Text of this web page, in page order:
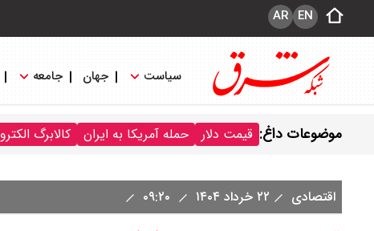
EN
AR
سیاست جهان جامعه
موضوعات داغ: قیمت دلار حمله آمریکا به ایران کالابرگ
اقتصادی ۲۲ خرداد ۱۴۰۴